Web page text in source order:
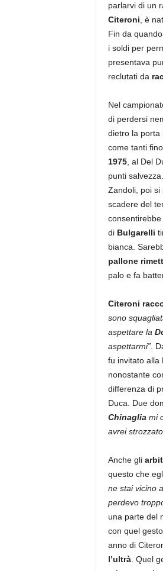
parlarvi di un
Citeroni , è
Fin da
i soldi per
presentava
reclutati da
Nel
di perdersi
dietro la porta
come tanti
1975, al Del
punti
Zandoli, poi si
scadere del
di Bulgarelli
bianca.
pallone
palo e fa
Citeroni
sono
aspettare la
aspettarmi”.
fu invitato alla
nonostante
differenza di
Duca. Due
Chinaglia mi
avrei
Anche gli
questo che
ne stai vicino
perdevo
una parte del
con quel
anno di
l’ultrà. Quel